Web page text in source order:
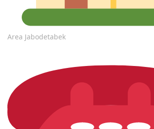
Area Jabodetabek